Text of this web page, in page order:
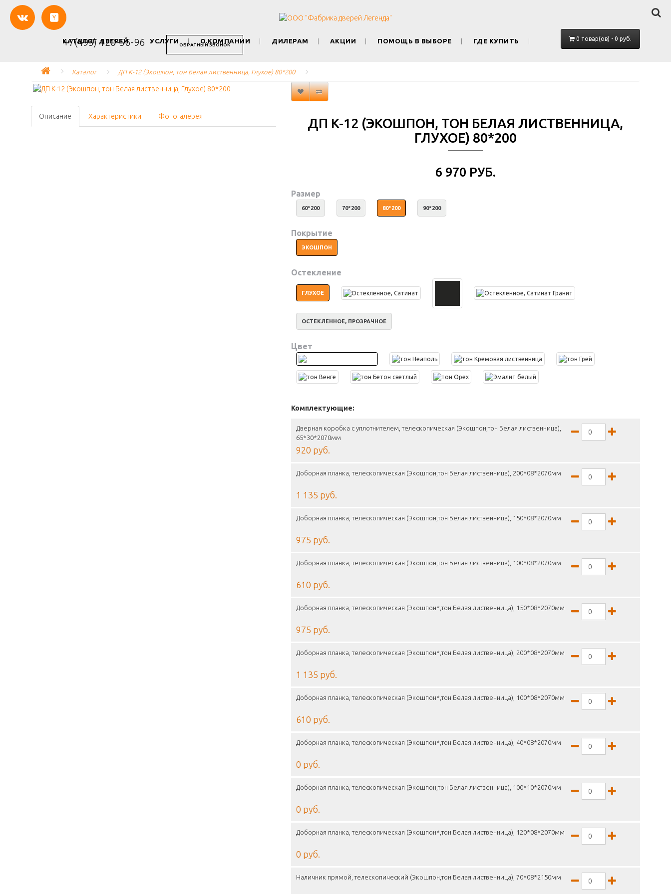
+7(495) 120-56-96 ОБРАТНЫЙ ЗВОНОК
КАТАЛОГ ДВЕРЕЙ УСЛУГИ О КОМПАНИИ ДИЛЕРАМ АКЦИИ ПОМОЩЬ В ВЫБОРЕ ГДЕ КУПИТЬ 0 товар(ов) - 0 руб.
Каталог ДП K-12 (Экошпон, тон Белая лиственница, Глухое) 80*200
Описание Характеристики Фотогалерея
ДП K-12 (ЭКОШПОН, ТОН БЕЛАЯ ЛИСТВЕННИЦА,
ГЛУХОЕ) 80*200
6 970 РУБ.
Размер
60*200 70*200 80*200 90*200
Покрытие
ЭКОШПОН
Остекление
ГЛУХОЕ
ОСТЕКЛЕННОЕ, ПРОЗРАЧНОЕ
Цвет
Комплектующие:
Дверная коробка с уплотнителем, телескопическая (Экошпон,тон Белая лиственница),
65*30*2070мм
920 руб.
Доборная планка, телескопическая (Экошпон,тон Белая лиственница), 200*08*2070мм
1 135 руб.
Доборная планка, телескопическая (Экошпон,тон Белая лиственница), 150*08*2070мм
975 руб.
Доборная планка, телескопическая (Экошпон,тон Белая лиственница), 100*08*2070мм
610 руб.
Доборная планка, телескопическая (Экошпон*,тон Белая лиственница), 150*08*2070мм
975 руб.
Доборная планка, телескопическая (Экошпон*,тон Белая лиственница), 200*08*2070мм
1 135 руб.
Доборная планка, телескопическая (Экошпон*,тон Белая лиственница), 100*08*2070мм
610 руб.
Доборная планка, телескопическая (Экошпон*,тон Белая лиственница), 40*08*2070мм
0 руб.
Доборная планка, телескопическая (Экошпон,тон Белая лиственница), 100*10*2070мм
0 руб.
Доборная планка, телескопическая (Экошпон*,тон Белая лиственница), 120*08*2070мм
0 руб.
Наличник прямой, телескопический (Экошпон,тон Белая лиственница), 70*08*2150мм